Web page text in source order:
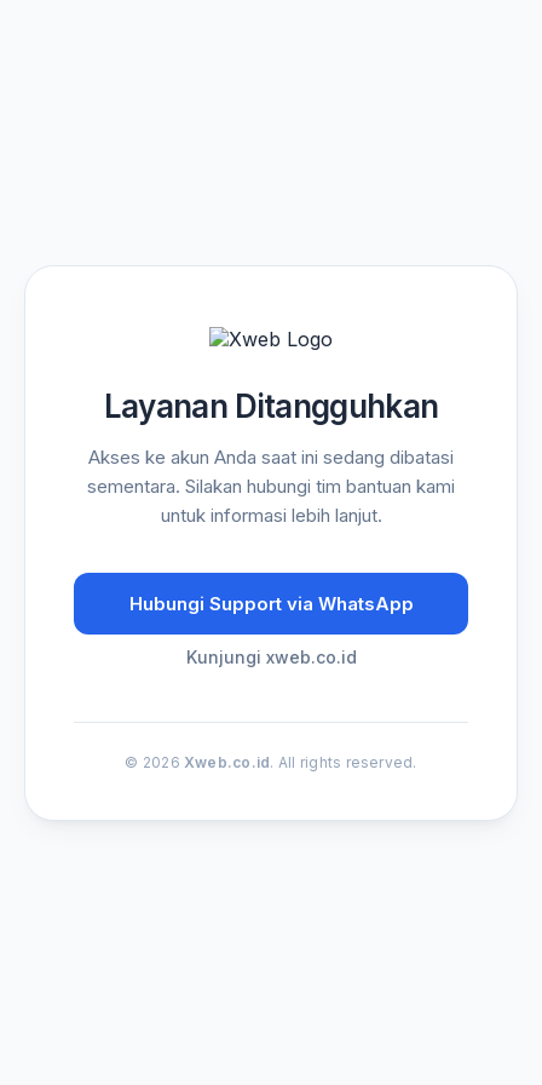
Layanan Ditangguhkan
Akses ke akun Anda saat ini sedang dibatasi
sementara. Silakan hubungi tim bantuan kami
untuk informasi lebih lanjut.
Hubungi Support via WhatsApp
Kunjungi xweb.co.id
© 2026 Xweb.co.id. All rights reserved.